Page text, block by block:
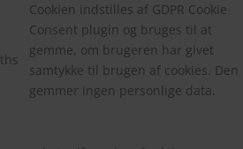
Cookien indstilles af GDPR Cookie
Consent plugin og bruges til at
gemme, om brugeren har givet
samtykke til brugen af cookies. Den
gemmer ingen personlige data.